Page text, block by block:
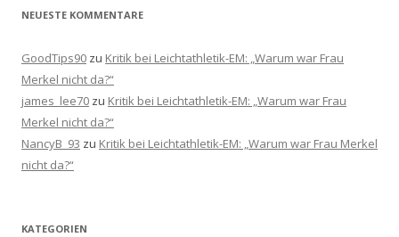
NEUESTE KOMMENTARE
GoodTips90 zu Kritik bei Leichtathletik-EM: „Warum war Frau
Merkel nicht da?“
james_lee70 zu Kritik bei Leichtathletik-EM: „Warum war Frau
Merkel nicht da?“
NancyB_93 zu Kritik bei Leichtathletik-EM: „Warum war Frau Merkel
nicht da?“
KATEGORIEN